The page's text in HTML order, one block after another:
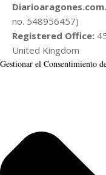
Diarioaragones.com.
no. 548956457)
Registered Office:
United Kingdom
Gestionar el Consentimiento